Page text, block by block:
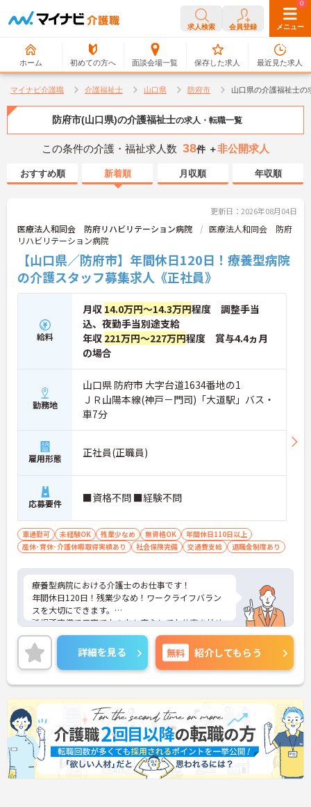
求人検索 会員登録 メニュー
ホーム 初めての方へ 面談会場一覧
0
保存した求人
0
最近見た求人
マイナビ介護職 介護福祉士 山口県 防府市 山口県の介護福祉士の
防府市(山口県)の介護福祉士の求人・転職一覧
この条件の介護・福祉求人数 38件 ＋非公開求人
おすすめ順 新着順 月収順 年収順
更新日：2026年08月04日
医療法人和同会 防府リハビリテーション病院
医療法人和同会 防府
リハビリテーション病院
【山口県／防府市】年間休日120日！療養型病院
の介護スタッフ募集求人《正社員》
給料
月収 14.0万円～14.3万円程度 調整手当
込、夜勤手当別途支給
年収 221万円～227万円程度 賞与4.4ヵ月
の場合
勤務地
山口県 防府市 大字台道1634番地の1
ＪＲ山陽本線(神戸－門司)「大道駅」バス・
車7分
雇用形態 正社員(正職員)
応募要件 ■資格不問 ■経験不問
車通勤可 未経験OK 残業少なめ 無資格OK
年間休日110日以上
産休･育休･介護休暇取得実績あり
社会保険完備 交通費支給 退職金制度あり
療養型病院における介護士のお仕事です！
年間休日120日！残業少なめ！ワークライフバラン
スを大切にできます。
託児所完備で子育て中の方も安心してお仕事を始め
られます。
ご興味ある方には、面接のポイントなど、さらに詳
細をお話致しますのでお気軽にご相談ください。
詳細を見る 無料 紹介してもらう